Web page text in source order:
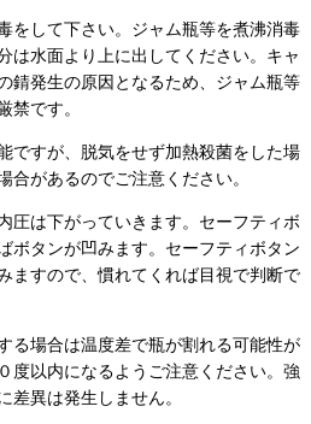
をして下さい。ジャム瓶等を煮沸消毒
は水面より上に出してください。キャ
錆発生の原因となるため、ジャム瓶等
禁です。
ですが、 脱気をせず加熱殺菌をした場
があるのでご注意ください。
圧は下がっていきます。セーフティボ
ボタンが凹みます。セーフティボタン
ますので、慣れてくれば目視で判断で
る場合は温度差で瓶が割れる可能性が
度以内になるようご注意ください。強
差異は発生しません。